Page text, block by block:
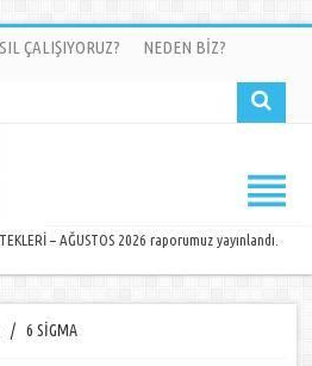
ÇALIŞIYORUZ? NEDEN BİZ?
– AĞUSTOS 2026 raporumuz yayınlandı.
/ 6 SİGMA